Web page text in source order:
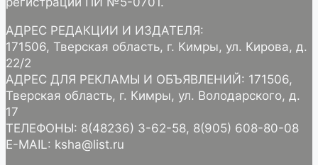
АДРЕС РЕДАКЦИИ И ИЗДАТЕЛЯ:
171506, Тверская область, г. Кимры, ул. Кирова, д.
22/2
АДРЕС ДЛЯ РЕКЛАМЫ И ОБЪЯВЛЕНИЙ: 171506,
Тверская область, г. Кимры, ул. Володарского, д.
17
ТЕЛЕФОНЫ: 8(48236) 3-62-58, 8(905) 608-80-08
E-MAIL: ksha@list.ru